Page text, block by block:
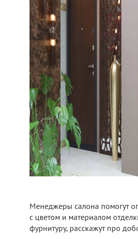
Менеджеры салона помогут
с цветом и материалом
фурнитуру, расскажут про